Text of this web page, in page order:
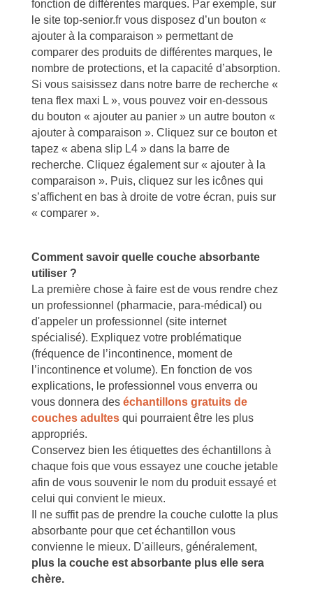
fonction de différentes marques. Par exemple, sur
le site top-senior.fr vous disposez d’un bouton «
ajouter à la comparaison » permettant de
comparer des produits de différentes marques, le
nombre de protections, et la capacité d’absorption.
Si vous saisissez dans notre barre de recherche «
tena flex maxi L », vous pouvez voir en-dessous
du bouton « ajouter au panier » un autre bouton «
ajouter à comparaison ». Cliquez sur ce bouton et
tapez « abena slip L4 » dans la barre de
recherche. Cliquez également sur « ajouter à la
comparaison ». Puis, cliquez sur les icônes qui
s’affichent en bas à droite de votre écran, puis sur
« comparer ».
Comment savoir quelle couche absorbante
utiliser ?
La première chose à faire est de vous rendre chez
un professionnel (pharmacie, para-médical) ou
d'appeler un professionnel (site internet
spécialisé). Expliquez votre problématique
(fréquence de l’incontinence, moment de
l’incontinence et volume). En fonction de vos
explications, le professionnel vous enverra ou
vous donnera des échantillons gratuits de
couches adultes qui pourraient être les plus
appropriés.
Conservez bien les étiquettes des échantillons à
chaque fois que vous essayez une couche jetable
afin de vous souvenir le nom du produit essayé et
celui qui convient le mieux.
Il ne suffit pas de prendre la couche culotte la plus
absorbante pour que cet échantillon vous
convienne le mieux. D'ailleurs, généralement,
plus la couche est absorbante plus elle sera
chère.